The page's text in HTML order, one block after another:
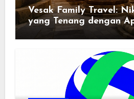
Vesak Family Travel:
yang Tenang dengan
Pemindai PDF